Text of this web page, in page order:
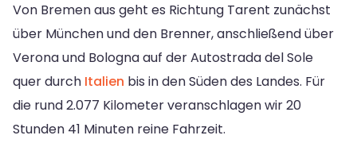
Von Bremen aus geht es Richtung Tarent zunächst
über München und den Brenner, anschließend über
Verona und Bologna auf der Autostrada del Sole
quer durch Italien bis in den Süden des Landes. Für
die rund 2.077 Kilometer veranschlagen wir 20
Stunden 41 Minuten reine Fahrzeit.